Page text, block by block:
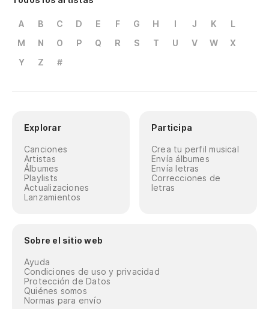
A B C D E F G H I J K
L
M
N O P Q R S T U V W
X
Y
Z #
Explorar
Canciones
Artistas
Álbumes
Playlists
Actualizaciones
Lanzamientos
Participa
Crea tu perfil musical
Envía álbumes
Envía letras
Correcciones de
letras
Sobre el sitio web
Ayuda
Condiciones de uso y privacidad
Protección de Datos
Quiénes somos
Normas para envío